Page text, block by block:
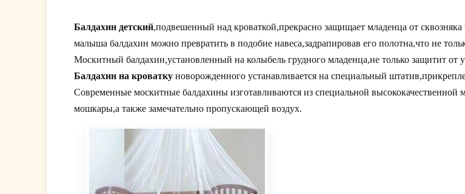
Балдахин детский,подвешенный над кроваткой,прекрасно защищает младенца от
малыша балдахин можно превратить в подобие навеса,задрапировав его полотна,что не
Москитный балдахин,установленный на колыбель грудного младенца,не только защитит от
Балдахин на кроватку новорожденного устанавливается на специальный
Современные москитные балдахины изготавливаются из специальной
мошкары,а также замечательно пропускающей воздух.